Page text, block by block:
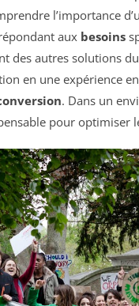
l’importance
aux besoins
des autres solutions
en une expérience
. Dans un
pour optimiser